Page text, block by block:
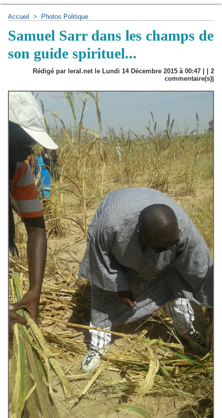
Accueil > Photos Politique
Samuel Sarr dans les champs de
son guide spirituel...
Rédigé par leral.net le Lundi 14 Décembre 2015 à 00:47 | | 2
commentaire(s)|